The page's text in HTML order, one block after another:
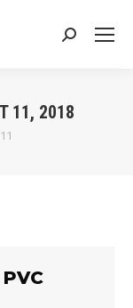
Search:
11, 2018
11